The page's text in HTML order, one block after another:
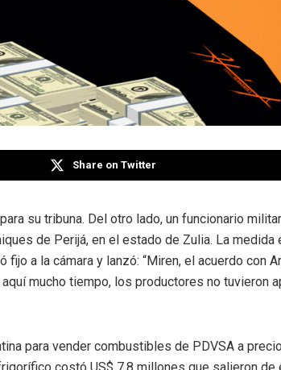
Share on Twitter
su tribuna. Del otro lado, un funcionario
de Perijá, en el estado de Zulia. La medida
a la cámara y lanzó: “Miren, el acuerdo con
mucho tiempo, los productores no tuvieron
para vender combustibles de PDVSA a